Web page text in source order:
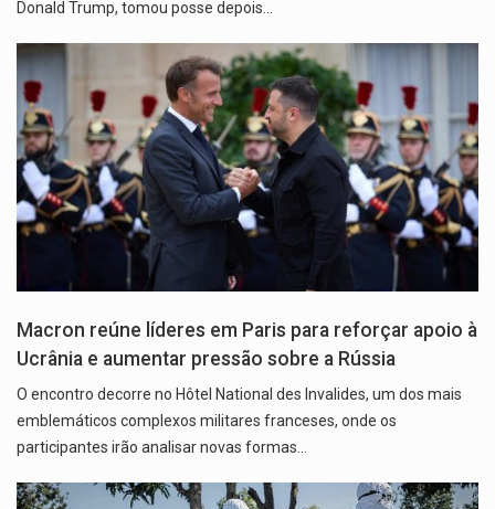
Donald Trump, tomou posse depois…
Macron reúne líderes em Paris para reforçar apoio à
Ucrânia e aumentar pressão sobre a Rússia
O encontro decorre no Hôtel National des Invalides, um dos mais
emblemáticos complexos militares franceses, onde os
participantes irão analisar novas formas…